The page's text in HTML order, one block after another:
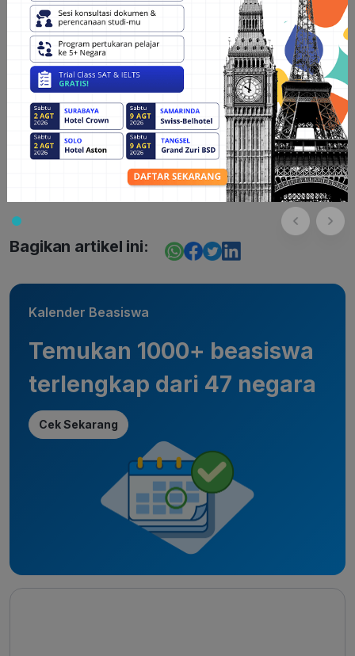
Bagikan artikel ini:
Kalender Beasiswa
Temukan 1000+ beasiswa
terlengkap dari 47 negara
Cek Sekarang